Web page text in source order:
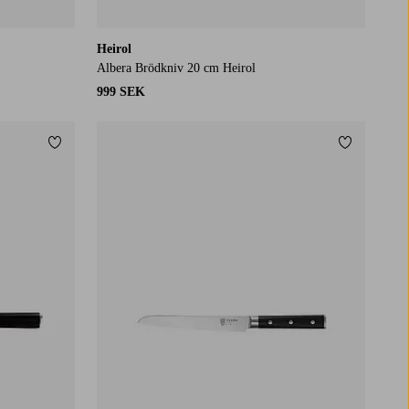
Heirol
Albera Brödkniv 20 cm Heirol
999 SEK
Lägg till i favoriter Lägg till i